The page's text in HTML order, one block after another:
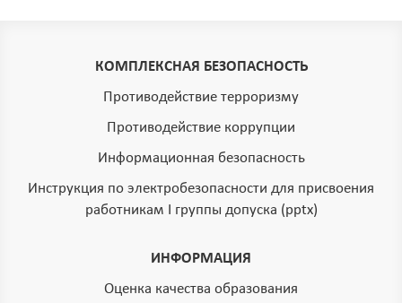
КОМПЛЕКСНАЯ БЕЗОПАСНОСТЬ
Противодействие терроризму
Противодействие коррупции
Информационная безопасность
Инструкция по электробезопасности для присвоения
работникам I группы допуска (pptx)
ИНФОРМАЦИЯ
Оценка качества образования